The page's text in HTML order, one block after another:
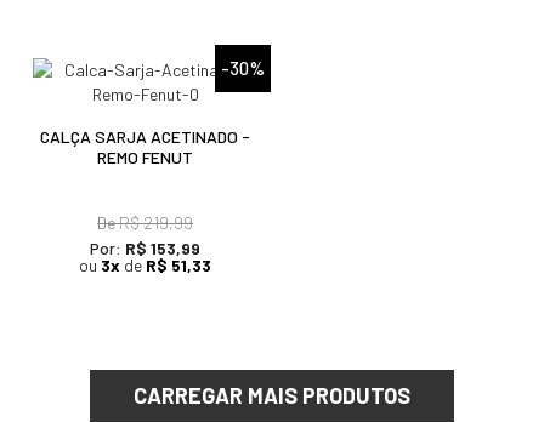
-30%
CALÇA SARJA ACETINADO -
REMO FENUT
DeR$ 219,99
Por: R$ 153,99
ou 3x de R$ 51,33
CARREGAR MAIS PRODUTOS